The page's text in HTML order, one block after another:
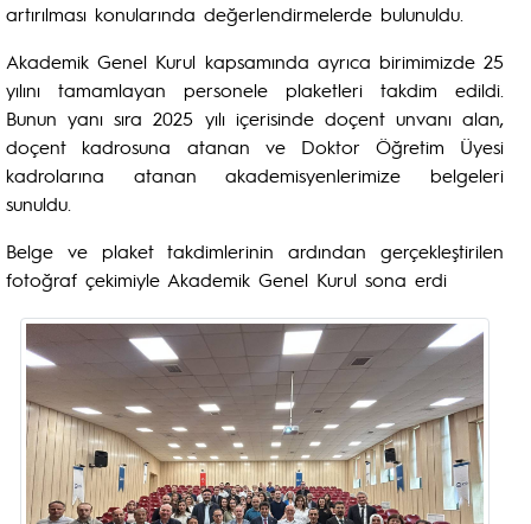
artırılması konularında değerlendirmelerde bulunuldu.
Akademik Genel Kurul kapsamında ayrıca birimimizde 25
yılını tamamlayan personele plaketleri takdim edildi.
Bunun yanı sıra 2025 yılı içerisinde doçent unvanı alan,
doçent kadrosuna atanan ve Doktor Öğretim Üyesi
kadrolarına atanan akademisyenlerimize belgeleri
sunuldu.
Belge ve plaket takdimlerinin ardından gerçekleştirilen
fotoğraf çekimiyle Akademik Genel Kurul sona erdi